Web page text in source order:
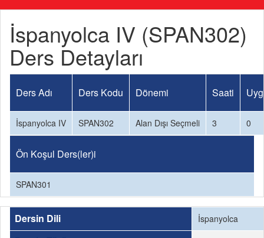
İspanyolca IV (SPAN302)
Ders Detayları
Ders Adı Ders Kodu Dönemi Saati
İspanyolca IV SPAN302 Alan Dışı Seçmeli 3 0
Ön Koşul Ders(ler)i
SPAN301
Dersin Dili İspanyolca